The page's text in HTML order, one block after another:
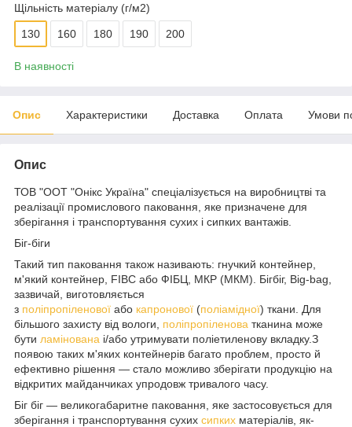
Щільність матеріалу (г/м2)
130 160 180 190 200
В наявності
Опис Характеристики Доставка Оплата Умови
Опис
ТОВ "ООТ "Онікс Україна" спеціалізується на виробництві та
реалізації промислового паковання, яке призначене для
зберігання і транспортування сухих і сипких вантажів.
Біг-біги
Такий тип паковання також називають: гнучкий контейнер,
м'який контейнер, FIBC або ФІБЦ, МКР (МКМ). Бігбіг, Big-bag,
зазвичай, виготовляється
з поліпропіленової або капронової (поліамідної) ткани. Для
більшого захисту від вологи, поліпропіленова тканина може
бути ламінована і/або утримувати поліетиленову вкладку.З
появою таких м'яких контейнерів багато проблем, просто й
ефективно рішення — стало можливо зберігати продукцію на
відкритих майданчиках упродовж тривалого часу.
Біг біг — великогабаритне паковання, яке застосовується для
зберігання і транспортування сухих сипких матеріалів, як-